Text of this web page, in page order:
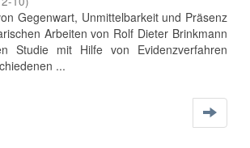
Gegenwart, Unmittelbarkeit und Präsenz
Arbeiten von Rolf Dieter Brinkmann
Studie mit Hilfe von Evidenzverfahren
...